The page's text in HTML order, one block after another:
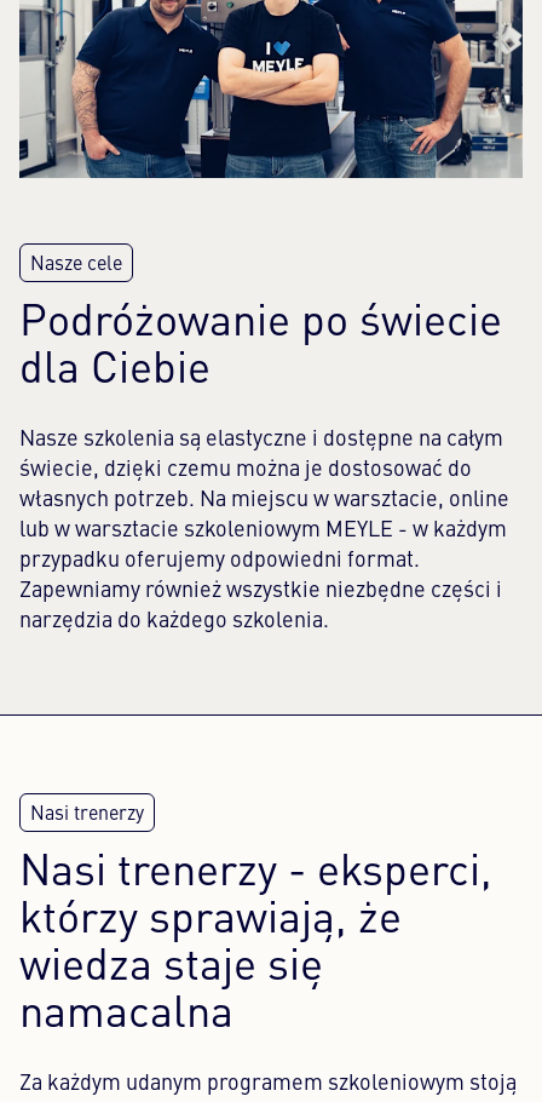
Podróżowanie po świecie
dla Ciebie
Nasze szkolenia są elastyczne i dostępne na całym
świecie, dzięki czemu można je dostosować do
własnych potrzeb. Na miejscu w warsztacie, online
lub w warsztacie szkoleniowym MEYLE - w każdym
przypadku oferujemy odpowiedni format.
Zapewniamy również wszystkie niezbędne części i
narzędzia do każdego szkolenia.
Nasi trenerzy - eksperci,
którzy sprawiają, że
wiedza staje się
namacalna
Za każdym udanym programem szkoleniowym stoją